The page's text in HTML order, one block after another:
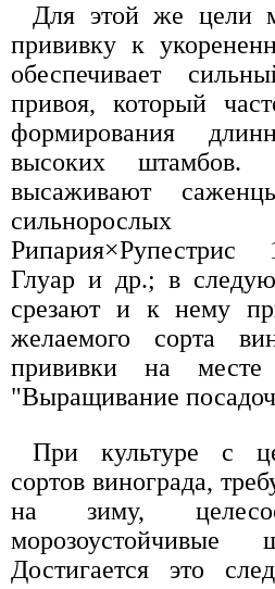
Для этой же цели
прививку к
обеспечивает
привоя, который
формирования
высоких
высаживают
Глуар и др.; в
срезают и к нему
желаемого сорта
прививки на
"Выращивание
При культуре с
сортов винограда,
на зиму,
морозоустойчивые
Достигается это